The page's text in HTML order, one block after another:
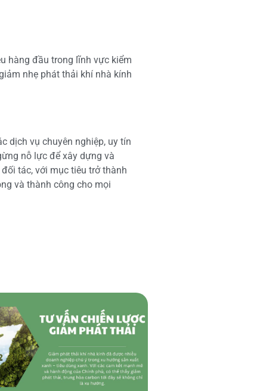
hàng đầu trong lĩnh vực kiểm
nhẹ phát thải khí nhà kính
dịch vụ chuyên nghiệp, uy tín
nỗ lực để xây dựng và
tác, với mục tiêu trở thành
và thành công cho mọi